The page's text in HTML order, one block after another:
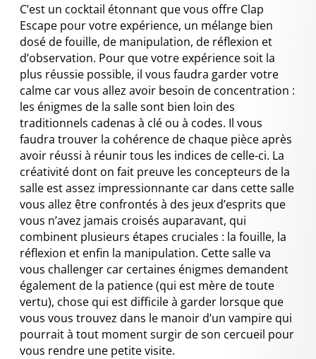
C’est un cocktail étonnant que vous offre Clap
Escape pour votre expérience, un mélange bien
dosé de fouille, de manipulation, de réflexion et
d’observation. Pour que votre expérience soit la
plus réussie possible, il vous faudra garder votre
calme car vous allez avoir besoin de concentration :
les énigmes de la salle sont bien loin des
traditionnels cadenas à clé ou à codes. Il vous
faudra trouver la cohérence de chaque pièce après
avoir réussi à réunir tous les indices de celle-ci. La
créativité dont on fait preuve les concepteurs de la
salle est assez impressionnante car dans cette salle
vous allez être confrontés à des jeux d’esprits que
vous n’avez jamais croisés auparavant, qui
combinent plusieurs étapes cruciales : la fouille, la
réflexion et enfin la manipulation. Cette salle va
vous challenger car certaines énigmes demandent
également de la patience (qui est mère de toute
vertu), chose qui est difficile à garder lorsque que
vous vous trouvez dans le manoir d’un vampire qui
pourrait à tout moment surgir de son cercueil pour
vous rendre une petite visite.